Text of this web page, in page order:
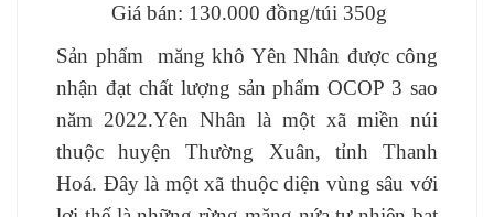
Giá bán: 130.000 đồng/túi 350g
Sản phẩm măng khô Yên Nhân được công
nhận đạt chất lượng sản phẩm OCOP 3 sao
năm 2022.Yên Nhân là một xã miền núi
thuộc huyện Thường Xuân, tỉnh Thanh
Hoá. Đây là một xã thuộc diện vùng sâu với